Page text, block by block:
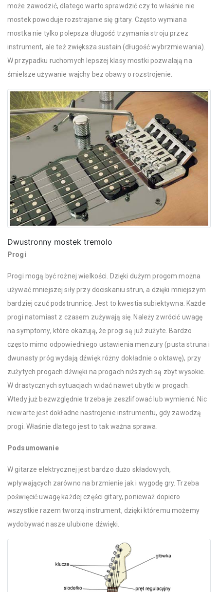
może zawodzić, dlatego warto sprawdzić czy to właśnie nie
mostek powoduje rozstrajanie się gitary. Często wymiana
mostka nie tylko polepsza długość trzymania stroju przez
instrument, ale też zwiększa sustain (długość wybrzmiewania).
W przypadku ruchomych lepszej klasy mostki pozwalają na
śmielsze używanie wajchy bez obawy o rozstrojenie.
Dwustronny mostek tremolo
Progi
Progi mogą być rożnej wielkości. Dzięki dużym progom można
używać mniejszej siły przy dociskaniu strun, a dzięki mniejszym
bardziej czuć podstrunnicę. Jest to kwestia subiektywna. Każde
progi natomiast z czasem zużywają się. Należy zwrócić uwagę
na symptomy, które okazują, że progi są już zużyte. Bardzo
często mimo odpowiedniego ustawienia menzury (pusta struna i
dwunasty próg wydają dźwięk różny dokładnie o oktawę), przy
zużytych progach dźwięki na progach niższych są zbyt wysokie.
W drastycznych sytuacjach widać nawet ubytki w progach.
Wtedy już bezwzględnie trzeba je zeszlifować lub wymienić. Nic
niewarte jest dokładne nastrojenie instrumentu, gdy zawodzą
progi. Właśnie dlatego jest to tak ważna sprawa.
Podsumowanie
W gitarze elektrycznej jest bardzo dużo składowych,
wpływających zarówno na brzmienie jak i wygodę gry. Trzeba
poświęcić uwagę każdej części gitary, ponieważ dopiero
wszystkie razem tworzą instrument, dzięki któremu możemy
wydobywać nasze ulubione dźwięki.